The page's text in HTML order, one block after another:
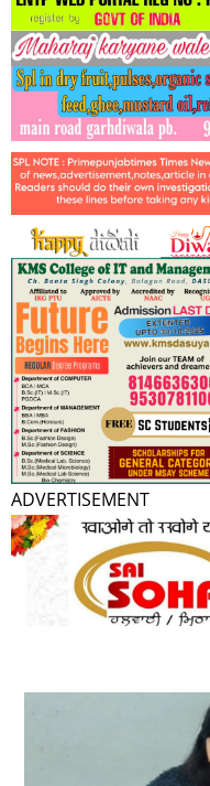
ADVERTISEMENT